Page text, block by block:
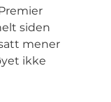
siden
mener
ikke